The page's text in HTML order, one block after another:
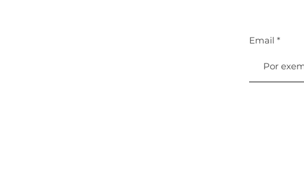
Email